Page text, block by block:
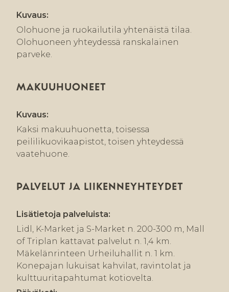
Kuvaus:
Olohuone ja ruokailutila yhtenäistä tilaa.
Olohuoneen yhteydessä ranskalainen
parveke.
MAKUUHUONEET
Kuvaus:
Kaksi makuuhuonetta, toisessa
peililikuovikaapistot, toisen yhteydessä
vaatehuone.
PALVELUT JA LIIKENNEYHTEYDET
Lisätietoja palveluista:
Lidl, K-Market ja S-Market n. 200-300 m, Mall
of Triplan kattavat palvelut n. 1,4 km.
Mäkelänrinteen Urheiluhallit n. 1 km.
Konepajan lukuisat kahvilat, ravintolat ja
kulttuuritapahtumat kotiovelta.